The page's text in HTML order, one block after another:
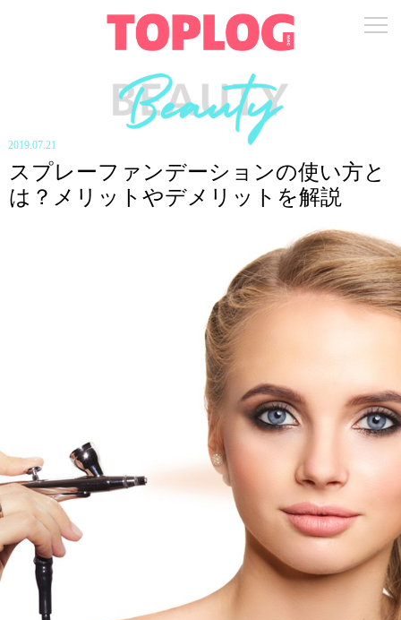
2019.07.21
スプレーファンデーションの使い方と
は？メリットやデメリットを解説